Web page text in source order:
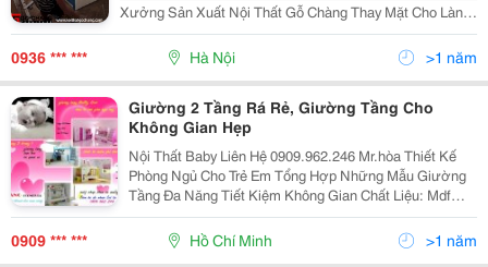
Xưởng Sản Xuất Nội Thất Gỗ Chàng Thay Mặt Cho Làng
Nghề Truyền Thống, Gửi Lời Chào Đến Tất Cả Khách
Hàng. Cảm Ơn Quý Khách Đã Quan Tâm Và Luôn Đồng
0936 *** *** Hà Nội >1 năm
Giường 2 Tầng Rá Rẻ, Giường Tầng Cho
Không Gian Hẹp
Nội Thất Baby Liên Hệ 0909.962.246 Mr.hòa Thiết Kế
Phòng Ngủ Cho Trẻ Em Tổng Hợp Những Mẫu Giường
Tầng Đa Năng Tiết Kiệm Không Gian Chất Liệu: Mdf
Sơn 100% Nhập Khẩu Từ Malaysia. Kích Thước(Mm)(
Dài X Sâu X Cao): Giường 2 Tầng: 2550 X
0909 *** *** Hồ Chí Minh >1 năm